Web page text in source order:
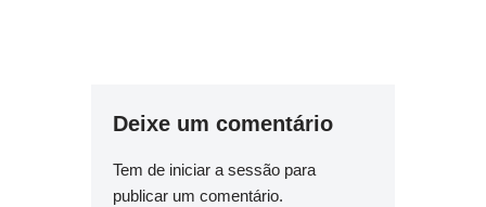
Deixe um comentário
Tem de iniciar a sessão para
publicar um comentário.